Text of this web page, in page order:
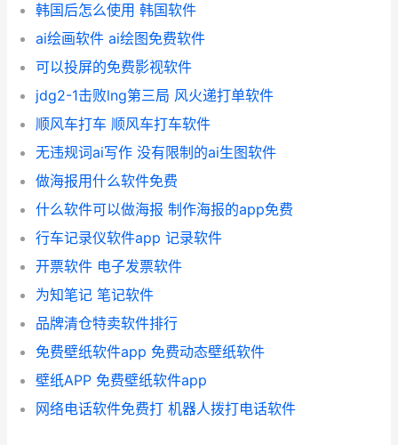
韩国后怎么使用 韩国软件
ai绘画软件 ai绘图免费软件
可以投屏的免费影视软件
jdg2-1击败lng第三局 风火递打单软件
顺风车打车 顺风车打车软件
无违规词ai写作 没有限制的ai生图软件
做海报用什么软件免费
什么软件可以做海报 制作海报的app免费
行车记录仪软件app 记录软件
开票软件 电子发票软件
为知笔记 笔记软件
品牌清仓特卖软件排行
免费壁纸软件app 免费动态壁纸软件
壁纸APP 免费壁纸软件app
网络电话软件免费打 机器人拨打电话软件